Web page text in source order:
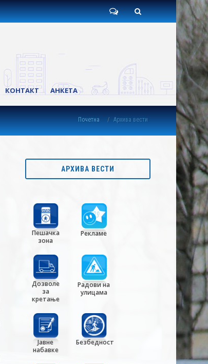
КОНТАКТ АНКЕТА
Почетна Архива вести
АРХИВА ВЕСТИ
Пешачка
зона
Рекламе
Дозволе
за
кретање
Радови на
улицама
Јавне
набавке
Безбедност